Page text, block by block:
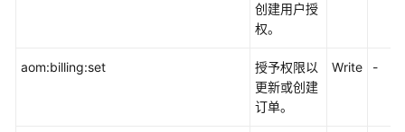
助
创建用户授
权。
aom:billing:set
授予权限以
更新或创建
订单。
Write -